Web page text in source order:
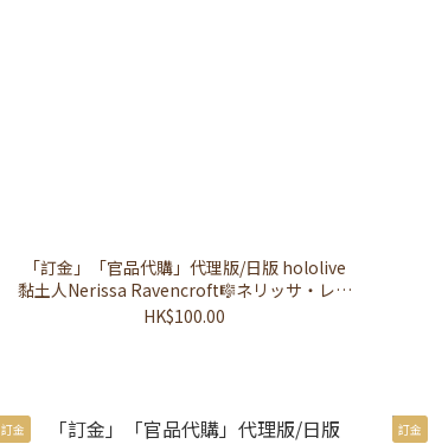
「訂金」「官品代購」代理版/日版 hololive
黏土人Nerissa Ravencroft🎼ネリッサ・レイ
ヴンクロフト
HK$100.00
訂金 訂金